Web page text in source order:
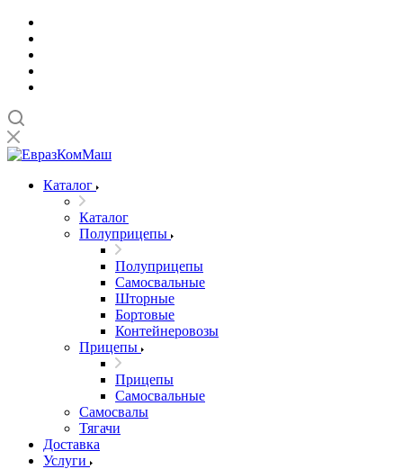
Каталог
Каталог
Полуприцепы
Полуприцепы
Самосвальные
Шторные
Бортовые
Контейнеровозы
Прицепы
Прицепы
Самосвальные
Самосвалы
Тягачи
Доставка
Услуги